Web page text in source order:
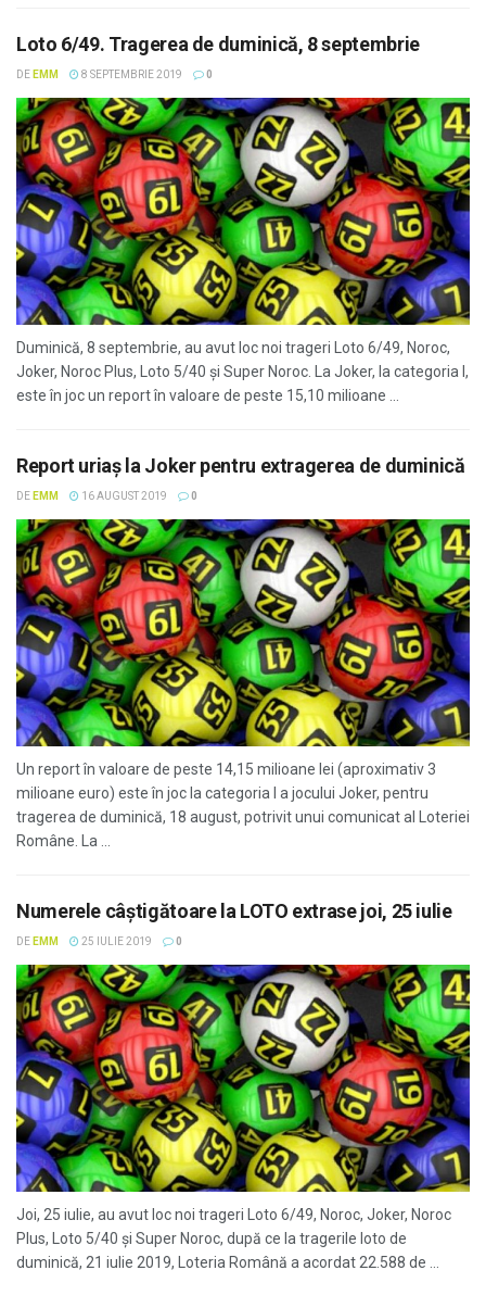
Loto 6/49. Tragerea de duminică, 8 septembrie
DE EMM 8 SEPTEMBRIE 2019 0
Duminică, 8 septembrie, au avut loc noi trageri Loto 6/49, Noroc,
Joker, Noroc Plus, Loto 5/40 și Super Noroc. La Joker, la categoria I,
este în joc un report în valoare de peste 15,10 milioane ...
Report uriaş la Joker pentru extragerea de duminică
DE EMM 16 AUGUST 2019 0
Un report în valoare de peste 14,15 milioane lei (aproximativ 3
milioane euro) este în joc la categoria I a jocului Joker, pentru
tragerea de duminică, 18 august, potrivit unui comunicat al Loteriei
Române. La ...
Numerele câştigătoare la LOTO extrase joi, 25 iulie
DE EMM 25 IULIE 2019 0
Joi, 25 iulie, au avut loc noi trageri Loto 6/49, Noroc, Joker, Noroc
Plus, Loto 5/40 și Super Noroc, după ce la tragerile loto de
duminică, 21 iulie 2019, Loteria Română a acordat 22.588 de ...